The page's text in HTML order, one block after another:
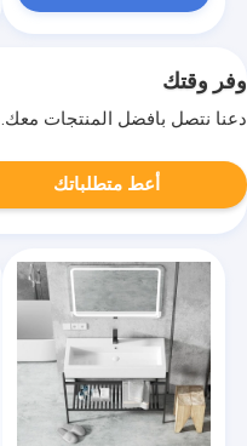
وفر وقتك
دعنا نتصل بأفضل المنتجات معك.
أعط متطلباتك